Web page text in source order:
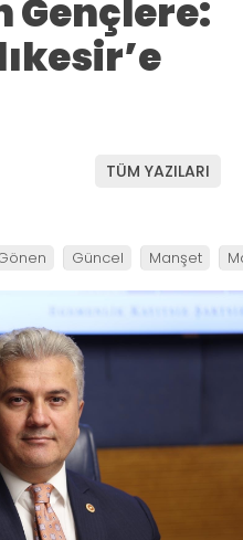
Gençlere:
TÜM YAZILARI
Güncel Manşet